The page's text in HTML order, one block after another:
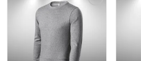
Wishlist